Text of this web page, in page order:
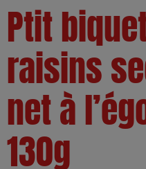
Ptit
raisins
net à
130g